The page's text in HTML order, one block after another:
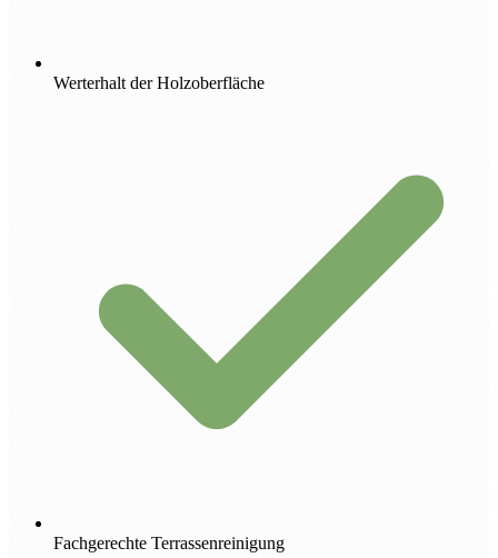
Werterhalt der Holzoberfläche
Fachgerechte Terrassenreinigung